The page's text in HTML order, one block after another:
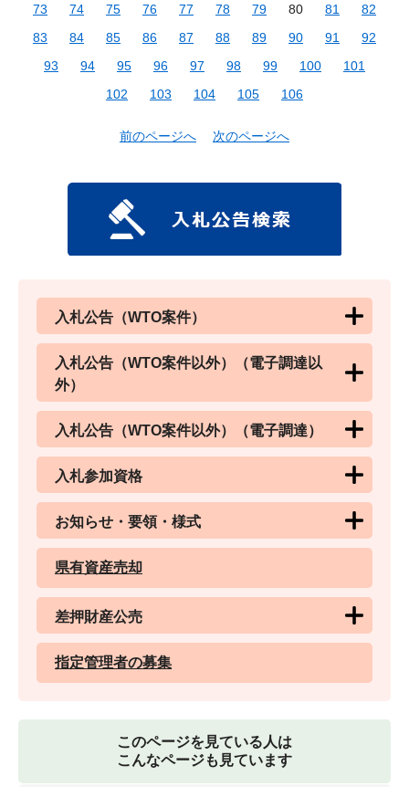
73
74 75 76 77 78 79 80 81
82
83
84 85 86 87 88 89 90 91
92
93
94 95 96 97 98 99 100
101
102
103 104 105 106
前のページへ 次のページへ
入札公告（WTO案件）
入札公告（WTO案件以外）（電子調達以
外）
入札公告（WTO案件以外）（電子調達）
入札参加資格
お知らせ・要領・様式
県有資産売却
差押財産公売
指定管理者の募集
このページを見ている人は
こんなページも見ています